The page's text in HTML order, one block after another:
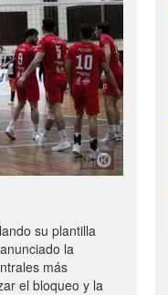
su plantilla
la
más
el bloqueo y la